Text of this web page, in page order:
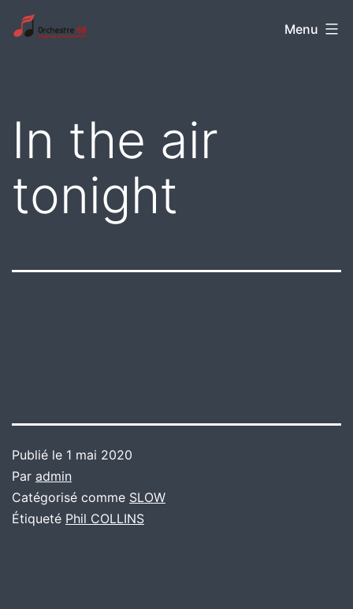
Aller
auOrchestre
Menu
In the air
tonight
Publié le 1 mai 2020
Par admin
Catégorisé comme SLOW
Étiqueté Phil COLLINS